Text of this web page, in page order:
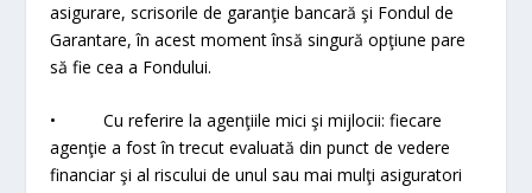
asigurare, scrisorile de garanţie bancară şi Fondul de
Garantare, în acest moment însă singură opţiune pare
să fie cea a Fondului.
• Cu referire la agenţiile mici şi mijlocii: fiecare
agenţie a fost în trecut evaluată din punct de vedere
financiar şi al riscului de unul sau mai mulţi asiguratori